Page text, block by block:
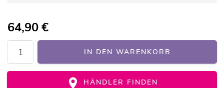
64,90€
IN DEN WARENKORB
HÄNDLER FINDEN